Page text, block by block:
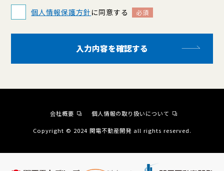
個人情報保護方針 に同意する 必須
入力内容を確認する
会社概要 個人情報の取り扱いについて
Copyright © 2024 関電不動産開発 all rights reserved.